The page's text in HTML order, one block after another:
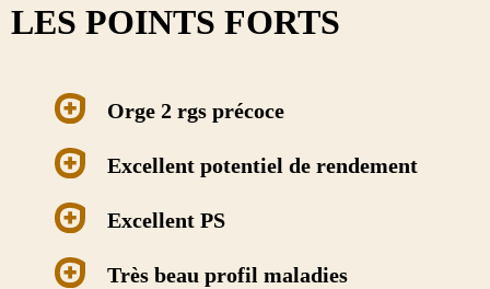
LES POINTS FORTS
Orge 2 rgs précoce
Excellent potentiel de rendement
Excellent PS
Très beau profil maladies